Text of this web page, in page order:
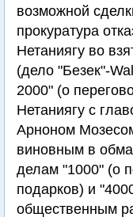
возможной
прокуратура
Нетаниягу во
(дело "Безек"-
2000" (о
Нетаниягу с
Арноном
виновным в
делам "1000" (о
подарков) и
общественным